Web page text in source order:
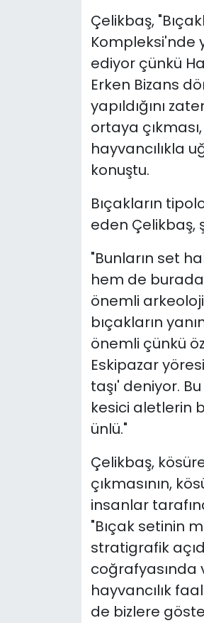
Çelikbaş,
Kompleksi'nde
ediyor çünkü
Erken Bizans
yapıldığını
ortaya
hayvancılıkla
konuştu.
Bıçakların
eden Çelikbaş,
"Bunların set
hem de
önemli
bıçakların
önemli çünkü
Eskipazar
taşı' deniyor.
kesici aletlerin
ünlü."
Çelikbaş,
çıkmasının,
insanlar
"Bıçak setinin
stratigrafik
coğrafyasında
hayvancılık
de bizlere